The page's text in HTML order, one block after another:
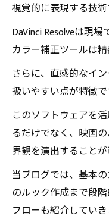
視覚的に表現する技術
DaVinci Resolveは現
カラー補正ツールは
さらに、直感的なイ
扱いやすい点が特徴で
このソフトウェアを
るだけでなく、映画
界観を演出することが
当ブログでは、基本
のルック作成まで段
フローも紹介していき